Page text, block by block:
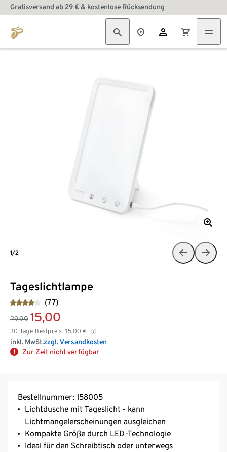
Gratisversand ab 29 € & kostenlose Rücksendung
Tageslichtlampe
(77)
29,99 15,00
30-Tage-Bestpreis: 15,00 €
inkl. MwSt.zzgl. Versandkosten
Zur Zeit nicht verfügbar
1/2
Bestellnummer: 158005
Lichtdusche mit Tageslicht - kann
Lichtmangelerscheinungen ausgleichen
Kompakte Größe durch LED-Technologie
Ideal für den Schreibtisch oder unterwegs